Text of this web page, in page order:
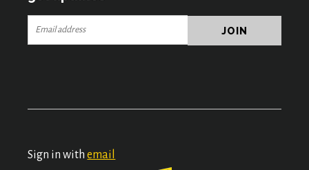
Sign in withemail